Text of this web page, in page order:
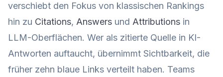
verschiebt den Fokus von klassischen Rankings
hin zu Citations, Answers und Attributions in
LLM-Oberflächen. Wer als zitierte Quelle in KI-
Antworten auftaucht, übernimmt Sichtbarkeit, die
früher zehn blaue Links verteilt haben. Teams